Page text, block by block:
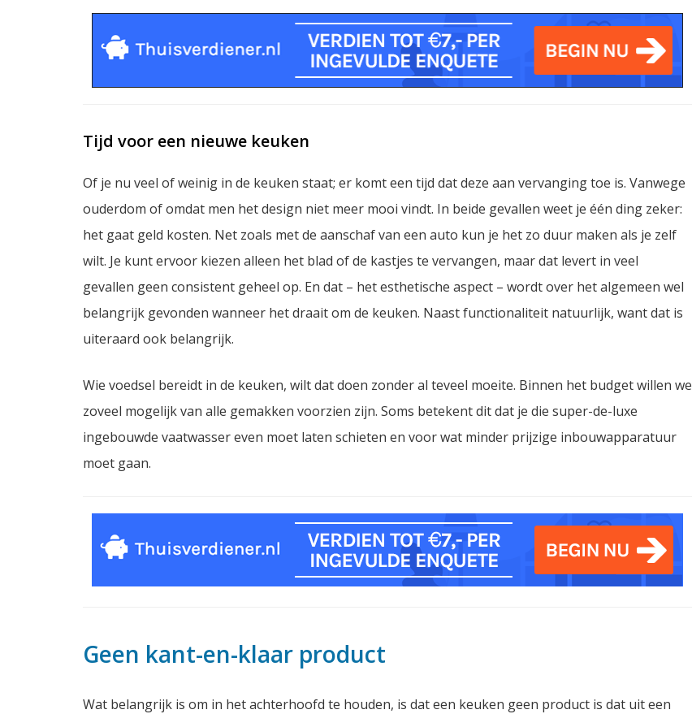
Tijd voor een nieuwe keuken
Of je nu veel of weinig in de keuken staat; er komt een tijd dat deze aan vervanging toe is. Vanwege
ouderdom of omdat men het design niet meer mooi vindt. In beide gevallen weet je één ding zeker:
het gaat geld kosten. Net zoals met de aanschaf van een auto kun je het zo duur maken als je zelf
wilt. Je kunt ervoor kiezen alleen het blad of de kastjes te vervangen, maar dat levert in veel
gevallen geen consistent geheel op. En dat – het esthetische aspect – wordt over het algemeen wel
belangrijk gevonden wanneer het draait om de keuken. Naast functionaliteit natuurlijk, want dat is
uiteraard ook belangrijk.
Wie voedsel bereidt in de keuken, wilt dat doen zonder al teveel moeite. Binnen het budget willen we
zoveel mogelijk van alle gemakken voorzien zijn. Soms betekent dit dat je die super-de-luxe
ingebouwde vaatwasser even moet laten schieten en voor wat minder prijzige inbouwapparatuur
moet gaan.
Geen kant-en-klaar product
Wat belangrijk is om in het achterhoofd te houden, is dat een keuken geen product is dat uit een